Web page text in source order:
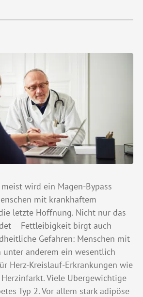
wird ein Magen-Bypass
mit krankhaftem
letzte Hoffnung. Nicht nur das
– Fettleibigkeit birgt auch
Gefahren: Menschen mit
anderem ein wesentlich
Herz-Kreislauf-Erkrankungen wie
Viele Übergewichtige
Typ 2. Vor allem stark adipöse